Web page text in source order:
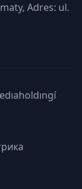
Adres: ul.